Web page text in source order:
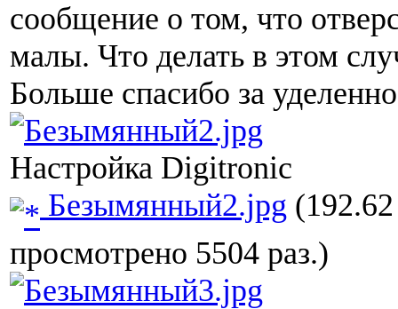
сообщение о том, что
малы. Что делать в этом
Больше спасибо за
Настройка Digitronic
Безымянный2.jpg
просмотрено 5504 раз.)